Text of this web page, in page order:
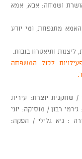
ושמחה: אבא, אמא
מתנפחת, ומי יודע
ותיאטרון בובות.
לכול המשפחה
/ שחקנית יוצרת: עירית
רבון / מוסיקה: יוני
: גיא גלילי / הפקה: